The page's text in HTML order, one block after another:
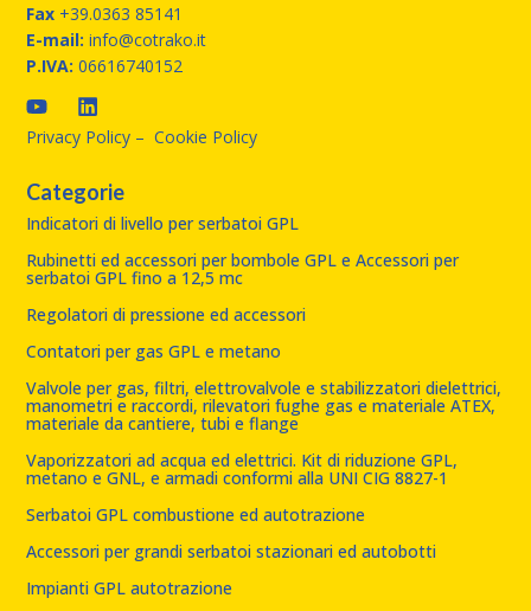
Fax +39.0363 85141
E-mail: info@cotrako.it
P.IVA: 06616740152
Privacy Policy –Cookie Policy
Categorie
Indicatori di livello per serbatoi GPL
Rubinetti ed accessori per bombole GPL e Accessori per
serbatoi GPL fino a 12,5 mc
Regolatori di pressione ed accessori
Contatori per gas GPL e metano
Valvole per gas, filtri, elettrovalvole e stabilizzatori dielettrici,
manometri e raccordi, rilevatori fughe gas e materiale ATEX,
materiale da cantiere, tubi e flange
Vaporizzatori ad acqua ed elettrici. Kit di riduzione GPL,
metano e GNL, e armadi conformi alla UNI CIG 8827-1
Serbatoi GPL combustione ed autotrazione
Accessori per grandi serbatoi stazionari ed autobotti
Impianti GPL autotrazione